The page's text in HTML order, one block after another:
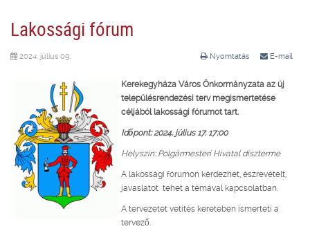
Lakossági fórum
Nyomtatás E-mail
2024. július 09.
Kerekegyháza Város Önkormányzata az új
településrendezési terv megismertetése
céljából lakossági fórumot tart.
Időpont: 2024. július 17. 17:00
Helyszín: Polgármesteri Hivatal díszterme
A lakossági fórumon kérdezhet, észrevételt,
javaslatot tehet a témával kapcsolatban.
A tervezetet vetítés keretében ismerteti a
tervező.